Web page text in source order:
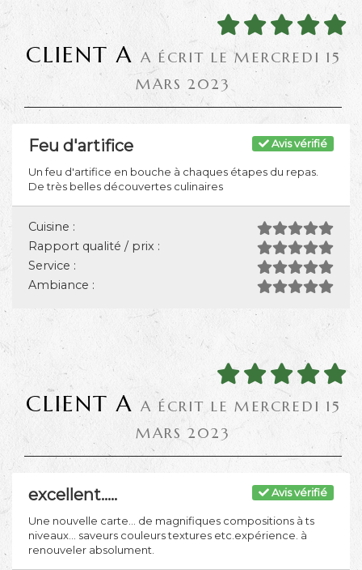
CLIENT A A ÉCRIT LE MERCREDI 15
MARS 2023
Avis vérifié
Feu d'artifice
Un feu d'artifice en bouche à chaques étapes du repas.
De très belles découvertes culinaires
Cuisine :
Rapport qualité / prix :
Service :
Ambiance :
CLIENT A A ÉCRIT LE MERCREDI 15
MARS 2023
Avis vérifié
excellent.....
Une nouvelle carte... de magnifiques compositions à ts
niveaux... saveurs couleurs textures etc.expérience. à
renouveler absolument.